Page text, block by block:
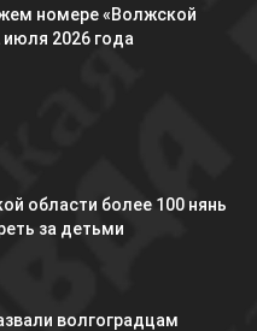
номере «Волжской
2026 года
области более 100 нянь
за детьми
волгоградцам